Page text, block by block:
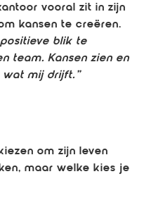
vooral zit in zijn
kansen te creëren.
blik te
team. Kansen zien en
wat mij drijft.”
om zijn leven
maar welke kies je